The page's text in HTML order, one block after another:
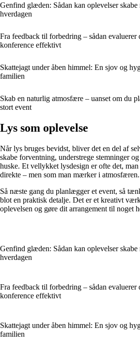
Genfind glæden: Sådan kan oplevelser
hverdagen
Fra feedback til forbedring – sådan evaluerer
konference effektivt
Skattejagt under åben himmel: En sjov og
familien
Skab en naturlig atmosfære – uanset om du
stort event
Lys som oplevelse
Når lys bruges bevidst, bliver det en del af
skabe forventning, understrege stemninger
huske. Et vellykket lysdesign er ofte det,
direkte – men som man mærker i atmosfæren.
Så næste gang du planlægger et event, så
blot en praktisk detalje. Det er et kreativt
oplevelsen og gøre dit arrangement til noget
Genfind glæden: Sådan kan oplevelser
hverdagen
Fra feedback til forbedring – sådan evaluerer
konference effektivt
Skattejagt under åben himmel: En sjov og
familien